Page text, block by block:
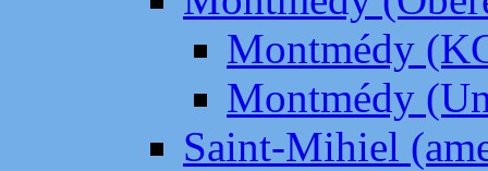
Montmédy
Montmédy
Saint-Mihiel